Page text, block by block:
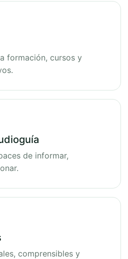
formación, cursos y
de informar,
comprensibles y